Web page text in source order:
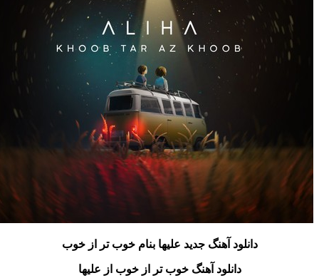
دانلود آهنگ جدید علیها بنام خوب تر از خوب
دانلود آهنگ خوب تر از خوب از علیها